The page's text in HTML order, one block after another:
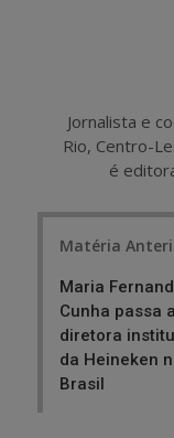
Jornalista e
Rio, Centro-
é
Matéria
Maria
Cunha passa a
diretora
da Heineken
Brasil